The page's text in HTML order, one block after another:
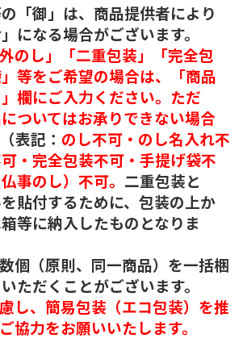
「御」は、商品提供者により
になる場合がございます。
のし」「二重包装」「完全包
等をご希望の場合は、「商品
欄にご入力ください。ただ
ついてはお承りできない場合
（表記： のし不可・のし名入れ不
・完全包装不可・手提げ袋不
事のし）不可。 二重包装と
貼付するために、包装の上か
等に納入したものとなりま
個（原則、同一商品）を一括梱
ただくことがございます。
し、簡易包装（エコ包装）を推
協力をお願いいたします。